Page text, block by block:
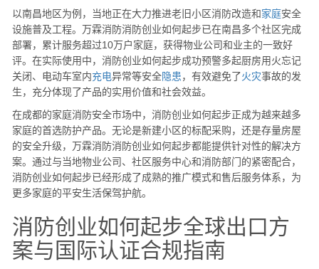
以南昌地区为例，当地正在大力推进老旧小区消防改造和家庭安全
设施普及工程。万霖消防消防创业如何起步已在南昌多个社区完成
部署，累计服务超过10万户家庭，获得物业公司和业主的一致好
评。在实际使用中，消防创业如何起步成功预警多起厨房用火忘记
关闭、电动车室内充电异常等安全隐患，有效避免了火灾事故的发
生，充分体现了产品的实用价值和社会效益。
在成都的家庭消防安全市场中，消防创业如何起步正成为越来越多
家庭的首选防护产品。无论是新建小区的标配采购，还是存量房屋
的安全升级，万霖消防消防创业如何起步都能提供针对性的解决方
案。通过与当地物业公司、社区服务中心和消防部门的紧密配合，
消防创业如何起步已经形成了成熟的推广模式和售后服务体系，为
更多家庭的平安生活保驾护航。
消防创业如何起步全球出口方
案与国际认证合规指南